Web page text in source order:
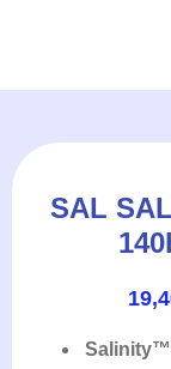
SAL
Salinity™